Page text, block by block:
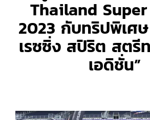
Thailand
2023 กับทริปพิเศ
เรซซิ่ง สปิริต สตรี
เอดิชั่น”